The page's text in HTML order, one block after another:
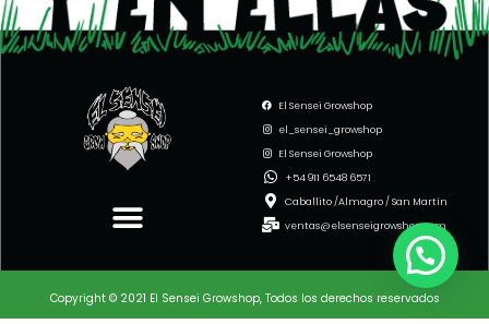
El Sensei Growshop
el_sensei_growshop
El Sensei Growshop
+54 911 6548 6571
Caballito /Almagro / San Martín
ventas@elsenseigrowshop.com
Copyright © 2021 El Sensei Growshop, Todos los derechos reservados